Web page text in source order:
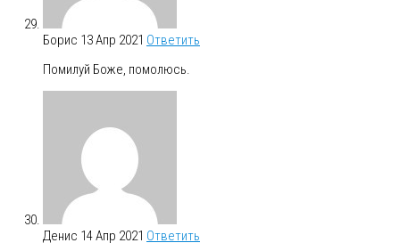
Борис 13 Апр 2021 Ответить
Помилуй Боже, помолюсь.
Денис 14 Апр 2021 Ответить